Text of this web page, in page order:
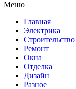
Меню
Главная
Электрика
Строительство
Ремонт
Окна
Отделка
Дизайн
Разное